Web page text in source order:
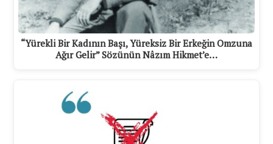
“Yürekli Bir Kadının Başı, Yüreksiz Bir Erkeğin Omzuna
Ağır Gelir” Sözünün Nâzım Hikmet’e…